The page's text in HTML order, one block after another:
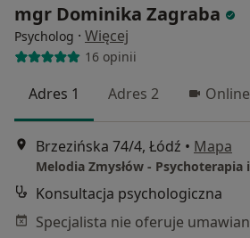
mgr Dominika Zagraba
Psycholog · Więcej
16 opinii
Adres 1 Adres 2 Online
Brzezińska 74/4, Łódź • Mapa
Melodia Zmysłów - Psychoterapia
Konsultacja psychologiczna